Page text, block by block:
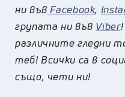
ни във Facebook,
групата ни във Viber
различните гледни
теб! Всички са в
също, чети ни!